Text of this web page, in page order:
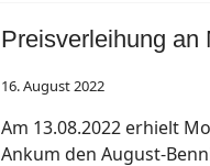
Preisverleihung an
16. August 2022
Am 13.08.2022 erhielt
Ankum den August-